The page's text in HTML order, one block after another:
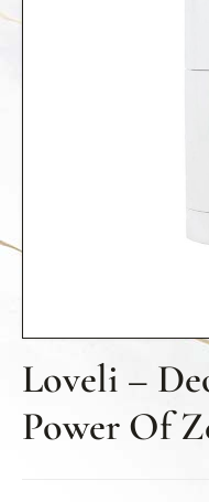
Loveli –
Power Of